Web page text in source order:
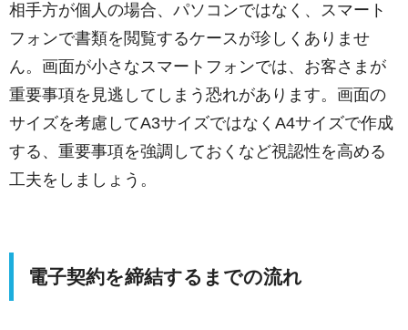
相手方が個人の場合、パソコンではなく、スマート
フォンで書類を閲覧するケースが珍しくありませ
ん。画面が小さなスマートフォンでは、お客さまが
重要事項を見逃してしまう恐れがあります。画面の
サイズを考慮してA3サイズではなくA4サイズで作成
する、重要事項を強調しておくなど視認性を高める
工夫をしましょう。
電子契約を締結するまでの流れ